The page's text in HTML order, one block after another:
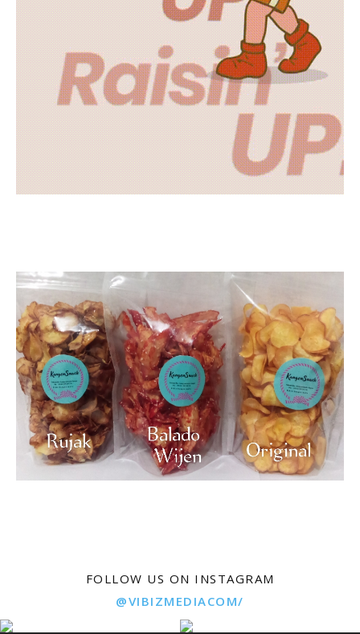
FOLLOW US ON INSTAGRAM
@VIBIZMEDIACOM/